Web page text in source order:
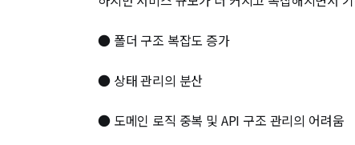
● 폴더 구조 복잡도 증가
● 상태 관리의 분산
● 도메인 로직 중복 및 API 구조 관리의 어려움